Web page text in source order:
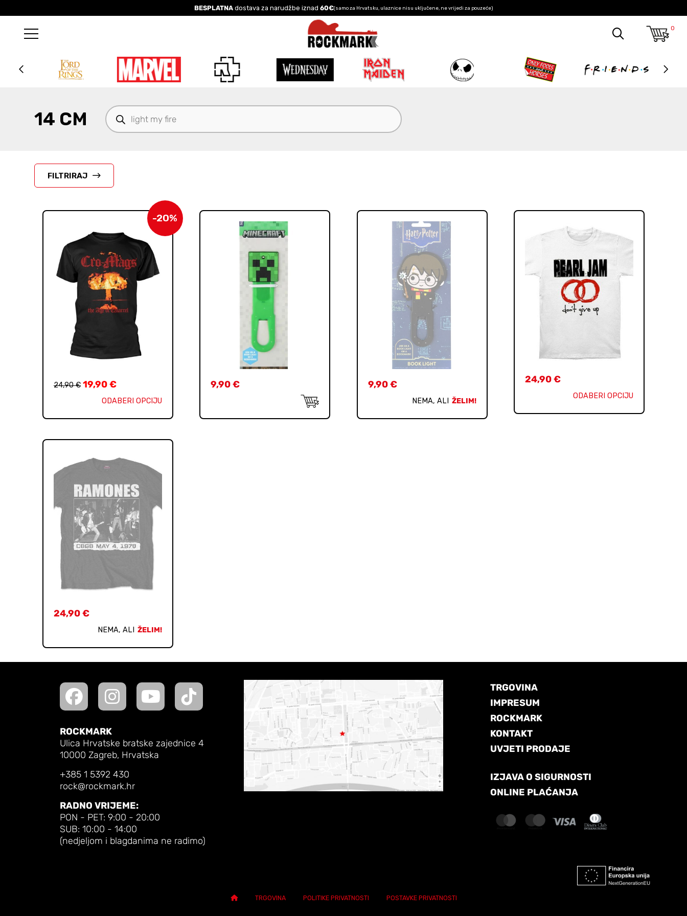
BESPLATNAdostava za narudžbe iznad 60€(samo za Hrvatsku, ulaznice nisu uključene, ne vrijedi za pouzeće)
0
14 CM
Products
search
FILTRIRAJ
-20%
24,90€ 19,90€
ODABERI OPCIJU
9,90€ 9,90€
NEMA, ALI ŽELIM!
24,90€
ODABERI OPCIJU
24,90€
NEMA, ALI ŽELIM!
ROCKMARK
Ulica Hrvatske bratske zajednice 4
10000 Zagreb, Hrvatska
+385 1 5392 430
rock@rockmark.hr
RADNO VRIJEME:
PON - PET: 9:00 - 20:00
SUB: 10:00 - 14:00
(nedjeljom i blagdanima ne radimo)
TRGOVINA
IMPRESUM
ROCKMARK
KONTAKT
UVJETI PRODAJE
IZJAVA O SIGURNOSTI
ONLINE PLAĆANJA
TRGOVINA POLITIKE PRIVATNOSTI POSTAVKE PRIVATNOSTI